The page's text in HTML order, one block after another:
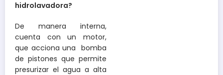
hidrolavadora?
De manera interna,
cuenta con un motor,
que acciona una bomba
de pistones que permite
presurizar el agua a alta